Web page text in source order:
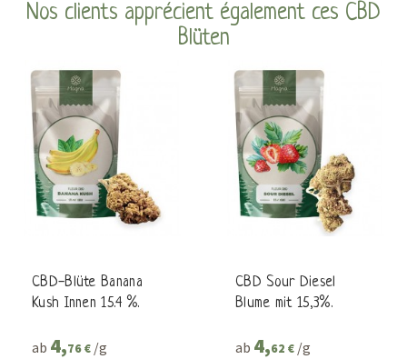
Nos clients apprécient également ces CBD
Blüten
CBD-Blüte Banana
Kush Innen 15.4 %.
ab 4,76 € /g
CBD Sour Diesel
Blume mit 15,3%.
ab 4,62 € /g